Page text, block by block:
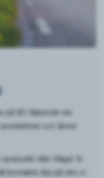
på SD Västervik via
och ämne
eller fråga! Vi
kontakta dig på den e-